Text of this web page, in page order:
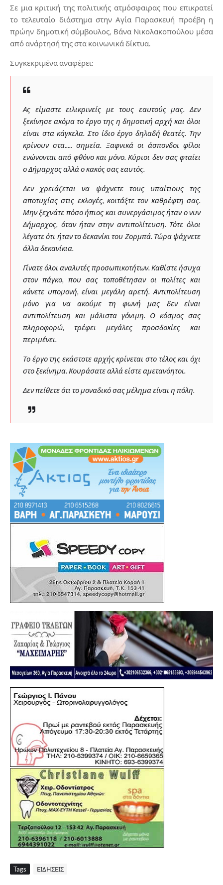
Σε μια κριτική της πολιτικής ατμόσφαιρας που επικρατεί
το τελευταίο διάστημα στην Αγία Παρασκευή προέβη η
πρώην δημοτική σύμβουλος, Βάνα Νικολακοπούλου μέσα
από ανάρτησή της στα κοινωνικά δίκτυα.
Συγκεκριμένα αναφέρει:
Ας είμαστε ειλικρινείς με τους εαυτούς μας. Δεν
ξεκίνησε ακόμα το έργο της η δημοτική αρχή και όλοι
είναι στα κάγκελα. Στο ίδιο έργο δηλαδή θεατές. Την
κρίνουν στα..... σημεία. Ξαφνικά οι άσπονδοι φίλοι
ενώνονται από φθόνο και μόνο. Κύριοι δεν σας φταίει
ο Δήμαρχος αλλά ο κακός σας εαυτός.
Δεν χρειάζεται να ψάχνετε τους υπαίτιους της
αποτυχίας στις εκλογές, κοιτάξτε τον καθρέφτη σας.
Μην ξεχνάτε πόσο ήπιος και συνεργάσιμος ήταν ο νυν
Δήμαρχος, όταν ήταν στην αντιπολίτευση. Τότε όλοι
λέγατε ότι ήταν το δεκανίκι του Ζορμπά. Τώρα ψάχνετε
άλλα δεκανίκια.
Γίνατε όλοι αναλυτές προσωπικοτήτων. Καθίστε ήσυχα
στον πάγκο, που σας τοποθέτησαν οι πολίτες και
κάνετε υπομονή, είναι μεγάλη αρετή. Αντιπολίτευση
μόνο για να ακούμε τη φωνή μας δεν είναι
αντιπολίτευση και μάλιστα γόνιμη. Ο κόσμος σας
πληροφορώ, τρέφει μεγάλες προσδοκίες και
περιμένει.
Το έργο της εκάστοτε αρχής κρίνεται στο τέλος και όχι
στο ξεκίνημα. Κουράσατε αλλά είστε αμετανόητοι.
Δεν πείθετε ότι το μοναδικό σας μέλημα είναι η πόλη.
Tags ΕΙΔΗΣΕΙΣ